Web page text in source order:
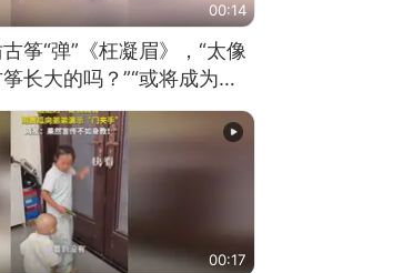
00:14
筝“弹”《枉凝眉》，“太像
长大的吗？”“或将成为首
的选手。”（来源：新华每
00:17